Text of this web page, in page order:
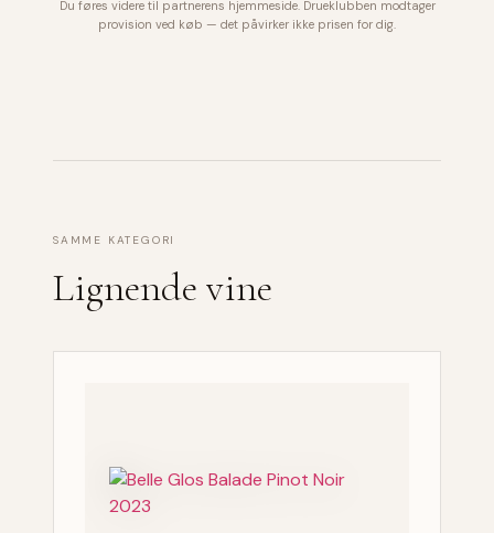
Du føres videre til partnerens hjemmeside. Drueklubben modtager
provision ved køb — det påvirker ikke prisen for dig.
SAMME KATEGORI
Lignende vine